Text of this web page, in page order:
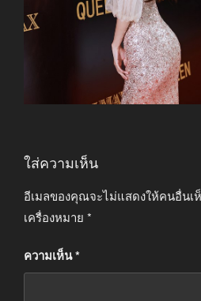
ใส่ความเห็น
อีเมลของคุณจะไม่แสดงให้คนอื่นเ
เครื่องหมาย *
ความเห็น*